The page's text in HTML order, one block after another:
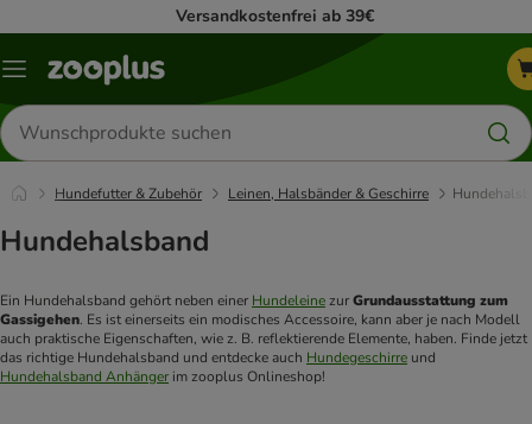
Versandkostenfrei ab 39€
Menü
Produkte
suchen
Hundefutter & Zubehör Leinen, Halsbänder & Geschirre
Hundehalsband
Ein Hundehalsband gehört neben einer Hundeleine zur Grundausstattung zum
Gassigehen. Es ist einerseits ein modisches Accessoire, kann aber je nach Modell
auch praktische Eigenschaften, wie z. B. reflektierende Elemente, haben. Finde jetzt
das richtige Hundehalsband und entdecke auch Hundegeschirre
Hundehalsband Anhänger im zooplus Onlineshop!